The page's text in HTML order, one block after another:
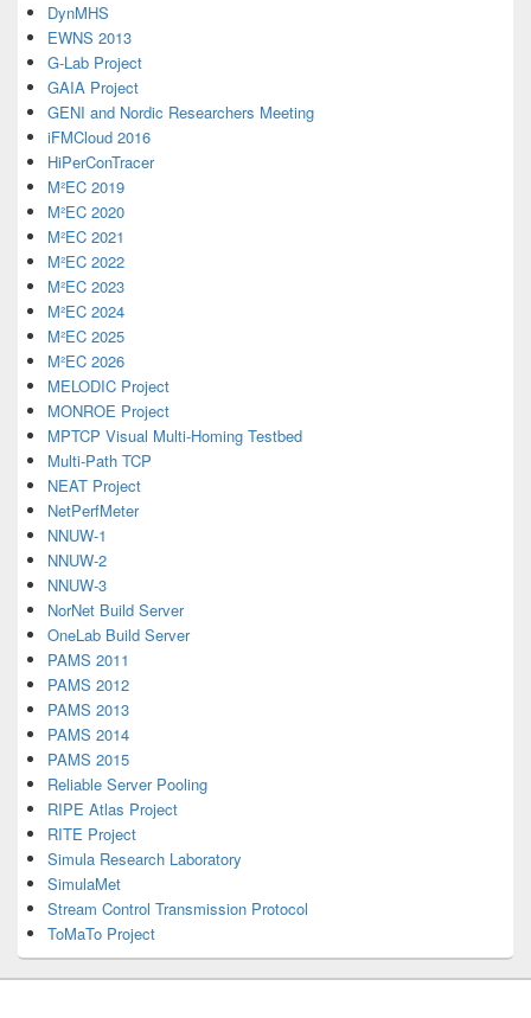
DynMHS
EWNS 2013
G-Lab Project
GAIA Project
GENI and Nordic Researchers Meeting
iFMCloud 2016
HiPerConTracer
M²EC 2019
M²EC 2020
M²EC 2021
M²EC 2022
M²EC 2023
M²EC 2024
M²EC 2025
M²EC 2026
MELODIC Project
MONROE Project
MPTCP Visual Multi-Homing Testbed
Multi-Path TCP
NEAT Project
NetPerfMeter
NNUW-1
NNUW-2
NNUW-3
NorNet Build Server
OneLab Build Server
PAMS 2011
PAMS 2012
PAMS 2013
PAMS 2014
PAMS 2015
Reliable Server Pooling
RIPE Atlas Project
RITE Project
Simula Research Laboratory
SimulaMet
Stream Control Transmission Protocol
ToMaTo Project